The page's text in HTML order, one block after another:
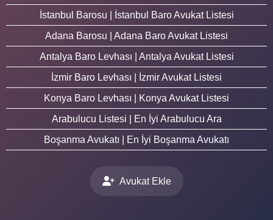
İstanbul Barosu | İstanbul Baro Avukat Listesi
Adana Barosu | Adana Baro Avukat Listesi
Antalya Baro Levhası | Antalya Avukat Listesi
İzmir Baro Levhası | İzmir Avukat Listesi
Konya Baro Levhası | Konya Avukat Listesi
Arabulucu Listesi | En İyi Arabulucu Ara
Boşanma Avukatı | En İyi Boşanma Avukatı
Avukat Ekle